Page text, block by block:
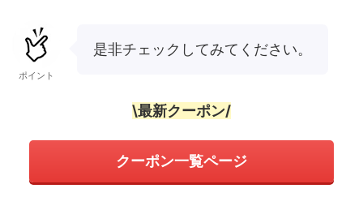
ポイント
是非チェックしてみてください。
\最新クーポン/
クーポン一覧ページ